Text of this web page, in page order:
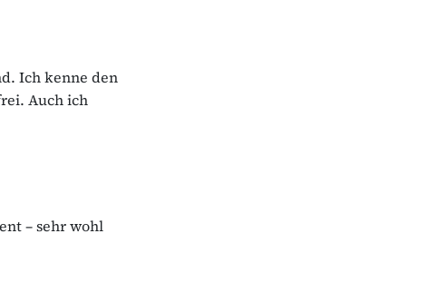
Ich kenne den
Auch ich
– sehr wohl